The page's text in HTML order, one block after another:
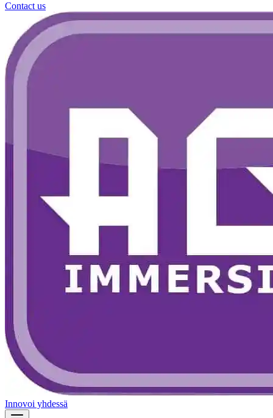
Contact us
Innovoi yhdessä